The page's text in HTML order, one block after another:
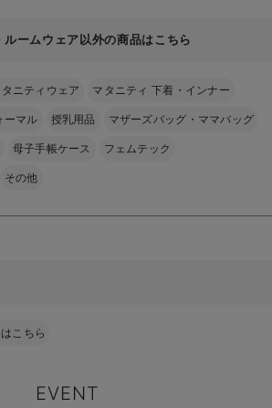
ームウェア以外の商品はこちら
ニティウェア マタニティ 下着・インナー
ーマル 授乳用品 マザーズバッグ・ママバッグ
母子手帳ケース フェムテック
その他
こちら
EVENT